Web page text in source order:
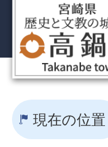
現在の位置